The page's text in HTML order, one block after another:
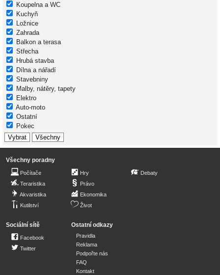
Koupelna a WC
Kuchyň
Ložnice
Zahrada
Balkon a terasa
Střecha
Hrubá stavba
Dílna a nářadí
Stavebniny
Malby, nátěry, tapety
Elektro
Auto-moto
Ostatní
Pokec
Všechny poradny
Počítače
Teraristika
Akvaristika
Kutilství
Hry
Právo
Ekonomika
Život
Debaty
Sociální sítě
Facebook
Twitter
Ostatní odkazy
Pravidla
Reklama
Podpořte nás
FAQ
Kontakt